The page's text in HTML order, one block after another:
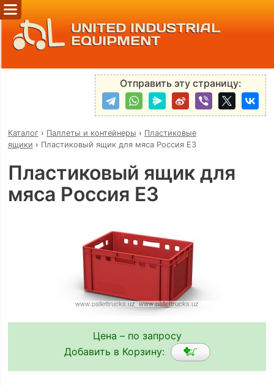
UNITED INDUSTRIAL
EQUIPMENT
Отправить эту страницу:
Каталог› Паллеты и контейнеры › Пластиковые
ящики › Пластиковый ящик для мяса Россия E3
Пластиковый ящик для
мяса Россия E3
Цена – по запросу
Добавить в Корзину: